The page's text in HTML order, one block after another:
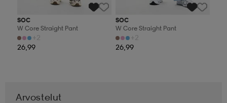
SOC
W Core Straight Pant
+2
26,99
SOC
W Core Straight Pant
+2
26,99
Arvostelut